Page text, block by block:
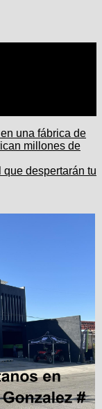
una fábrica de
millones de
despertarán tu